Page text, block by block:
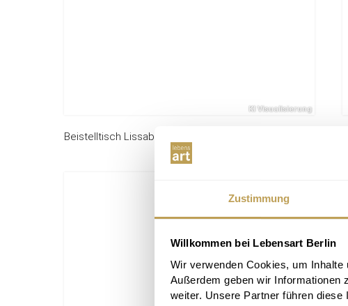
Zustimmung
Willkommen bei Lebensart Berlin
Wir verwenden Cookies, um
Außerdem geben wir Informationen
weiter. Unsere Partner führen
Beistelltisch Lissabon